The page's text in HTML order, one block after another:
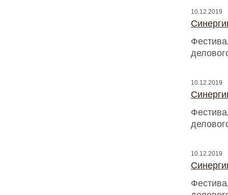
10.12.2019
10.12.2019
10.12.2019